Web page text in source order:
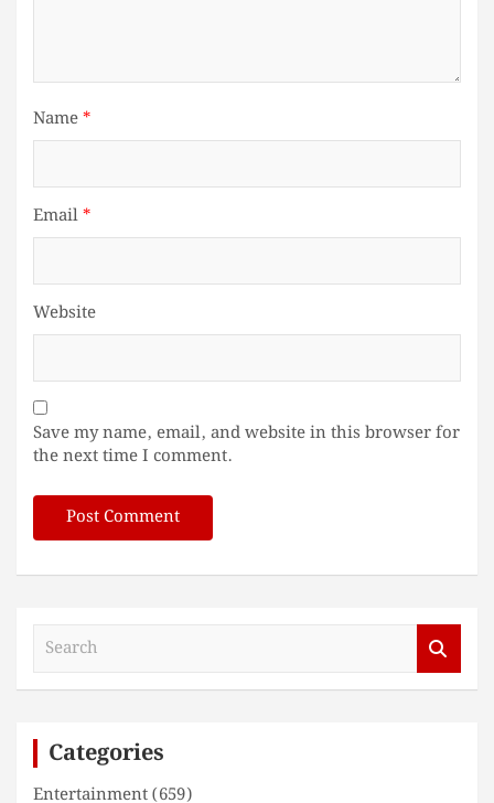
Name*
Email*
Website
Save my name, email, and website in this browser for
the next time I comment.
Categories
Entertainment(659)